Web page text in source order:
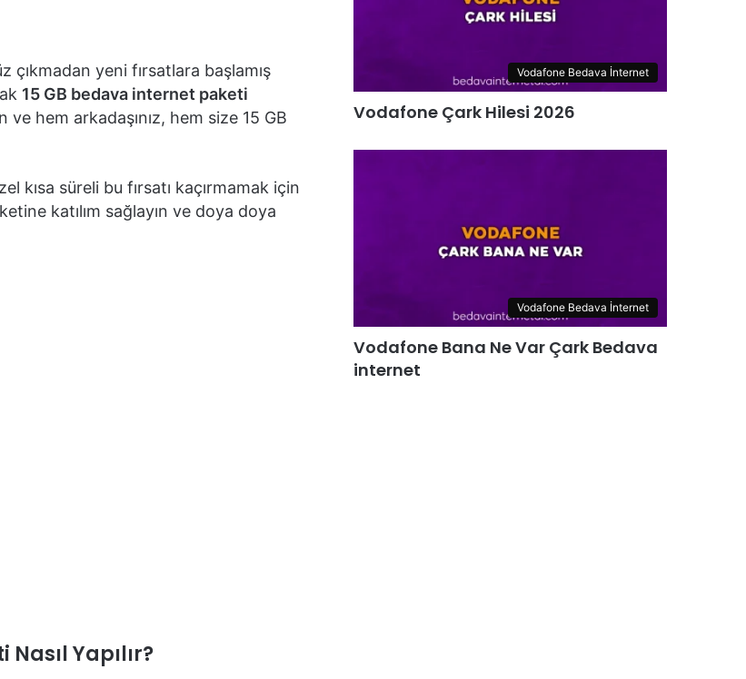
çıkmadan yeni fırsatlara başlamış
15 GB bedava internet paketi
ve hem arkadaşınız, hem size 15 GB
kısa süreli bu fırsatı kaçırmamak için
katılım sağlayın ve doya doya
Yapılır?
Vodafone Bedava İnternet
Vodafone Çark Hilesi 2026
Vodafone Bedava İnternet
Vodafone Bana Ne Var Çark Bedava
internet